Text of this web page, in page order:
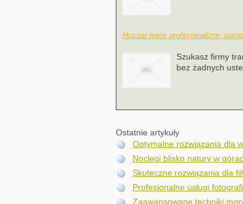
Hussar-trans profesjonalizm,
Szukasz firmy
bez żadnych
Ostatnie artykuły
Optymalne rozwiązania dla
Noclegi blisko natury w
Skuteczne rozwiązania dla
Profesjonalne usługi
Zaawansowane techniki